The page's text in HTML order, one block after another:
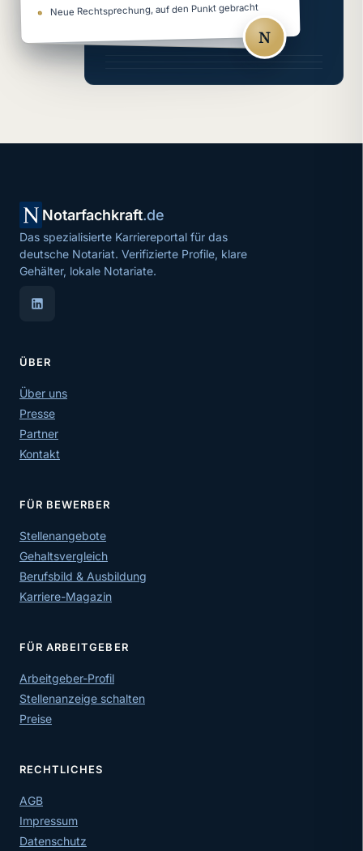
Neue Rechtsprechung, auf den Punkt gebracht
N
Notarfachkraft.de
Das spezialisierte Karriereportal für das
deutsche Notariat. Verifizierte Profile, klare
Gehälter, lokale Notariate.
ÜBER
Über uns
Presse
Partner
Kontakt
FÜR BEWERBER
Stellenangebote
Gehaltsvergleich
Berufsbild & Ausbildung
Karriere-Magazin
FÜR ARBEITGEBER
Arbeitgeber-Profil
Stellenanzeige schalten
Preise
RECHTLICHES
AGB
Impressum
Datenschutz